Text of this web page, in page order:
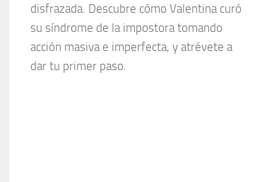
disfrazada. Descubre cómo Valentina curó
su síndrome de la impostora tomando
acción masiva e imperfecta, y atrévete a
dar tu primer paso.